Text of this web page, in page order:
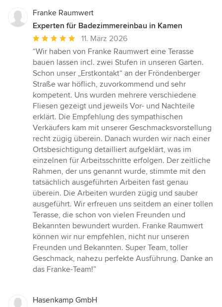
Franke Raumwert
Experten für Badezimmereinbau in Kamen
Durchschnittliche
Bewertung:
5
von
5
Sternen
11. März 2026
“Wir haben von Franke Raumwert eine Terasse
bauen lassen incl. zwei Stufen in unseren Garten.
Schon unser „Erstkontakt“ an der Fröndenberger
Straße war höflich, zuvorkommend und sehr
kompetent. Uns wurden mehrere verschiedene
Fliesen gezeigt und jeweils Vor- und Nachteile
erklärt. Die Empfehlung des sympathischen
Verkäufers kam mit unserer Geschmacksvorstellung
recht zügig überein. Danach wurden wir nach einer
Ortsbesichtigung detailliert aufgeklärt, was im
einzelnen für Arbeitsschritte erfolgen. Der zeitliche
Rahmen, der uns genannt wurde, stimmte mit den
tatsächlich ausgeführten Arbeiten fast genau
überein. Die Arbeiten wurden zügig und sauber
ausgeführt. Wir erfreuen uns seitdem an einer tollen
Terasse, die schon von vielen Freunden und
Bekannten bewundert wurden. Franke Raumwert
können wir nur empfehlen, nicht nur unseren
Freunden und Bekannten. Super Team, toller
Geschmack, nahezu perfekte Ausführung. Danke an
das Franke-Team!”
Hasenkamp GmbH